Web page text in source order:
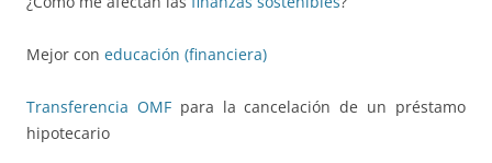
Mejor con educación (financiera)
Transferencia OMFpara la cancelación de un préstamo
hipotecario